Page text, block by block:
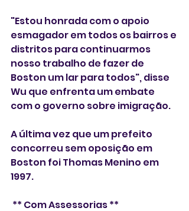
"Estou honrada com o apoio
esmagador em todos os bairros e
distritos para continuarmos
nosso trabalho de fazer de
Boston um lar para todos", disse
Wu que enfrenta um embate
com o governo sobre imigração.
A última vez que um prefeito
concorreu sem oposição em
Boston foi Thomas Menino em
1997.
** Com Assessorias **